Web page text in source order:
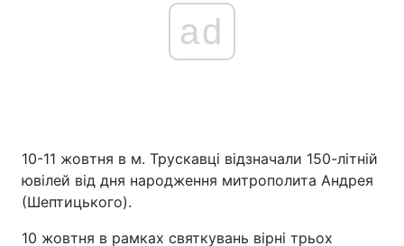
ad
10-11 жовтня в м. Трускавці відзначали 150-літній
ювілей від дня народження митрополита Андрея
(Шептицького).
10 жовтня в рамках святкувань вірні трьох